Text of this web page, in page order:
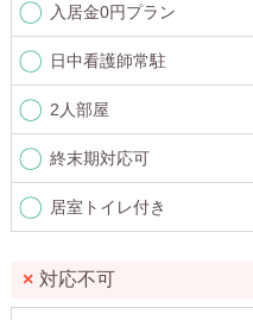
入居金0円プラン
日中看護師常駐
2人部屋
終末期対応可
居室トイレ付き
対応不可